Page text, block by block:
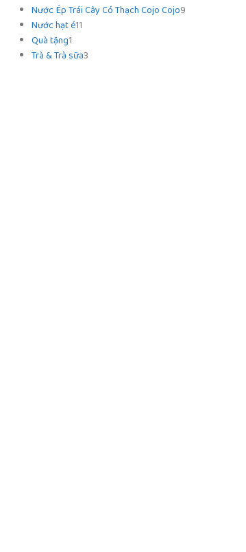
Nước Ép Trái Cây Có Thạch Cojo Cojo9
Nước hạt é11
Quà tặng1
Trà & Trà sữa3